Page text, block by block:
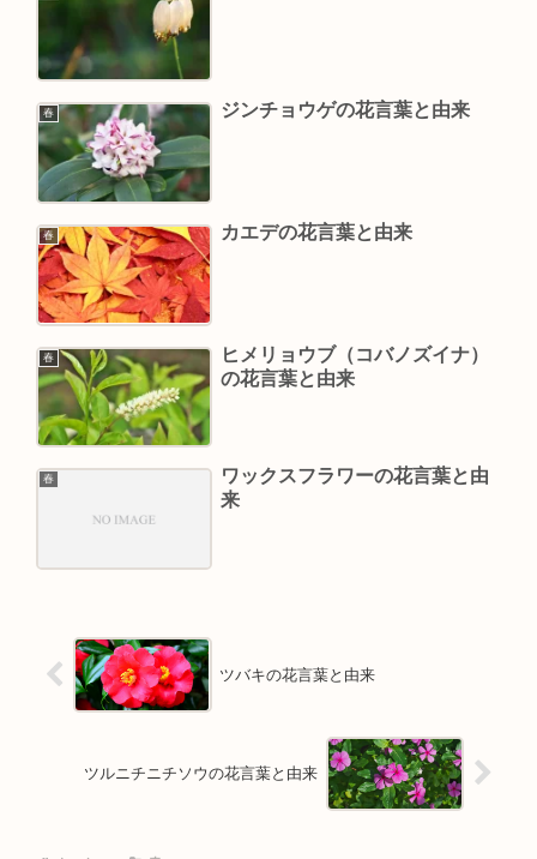
春 ジンチョウゲの花言葉と由来
春 カエデの花言葉と由来
春
ヒメリョウブ（コバノズイナ）
の花言葉と由来
春
ワックスフラワーの花言葉と由
来
ツバキの花言葉と由来
ツルニチニチソウの花言葉と由来